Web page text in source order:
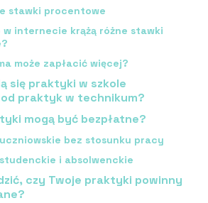
stawki procentowe
w internecie krążą różne stawki
może zapłacić więcej?
się praktyki w szkole
praktyk w technikum?
mogą być bezpłatne?
bez stosunku pracy
i absolwenckie
czy Twoje praktyki powinny